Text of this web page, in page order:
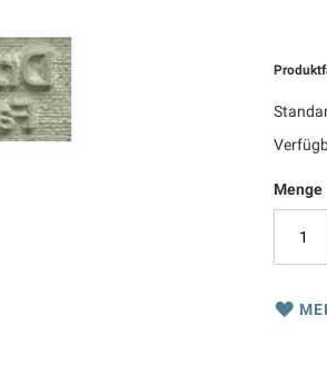
Menge